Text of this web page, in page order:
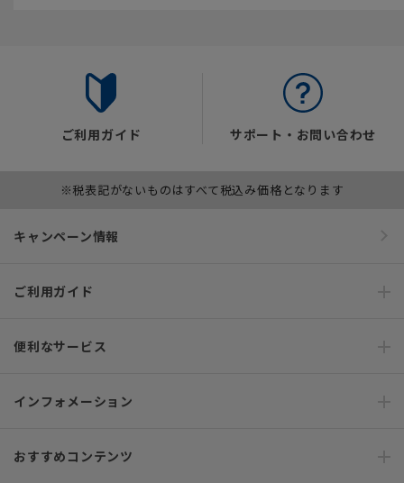
ご利用ガイド サポート・お問い合わせ
※税表記がないものはすべて税込み価格となります
キャンペーン情報
ご利用ガイド
便利なサービス
インフォメーション
おすすめコンテンツ